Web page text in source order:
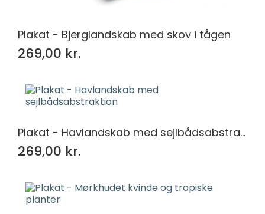
Plakat - Bjerglandskab med skov i tågen
269,00 kr.
Plakat - Havlandskab med sejlbådsabstraktion
269,00 kr.